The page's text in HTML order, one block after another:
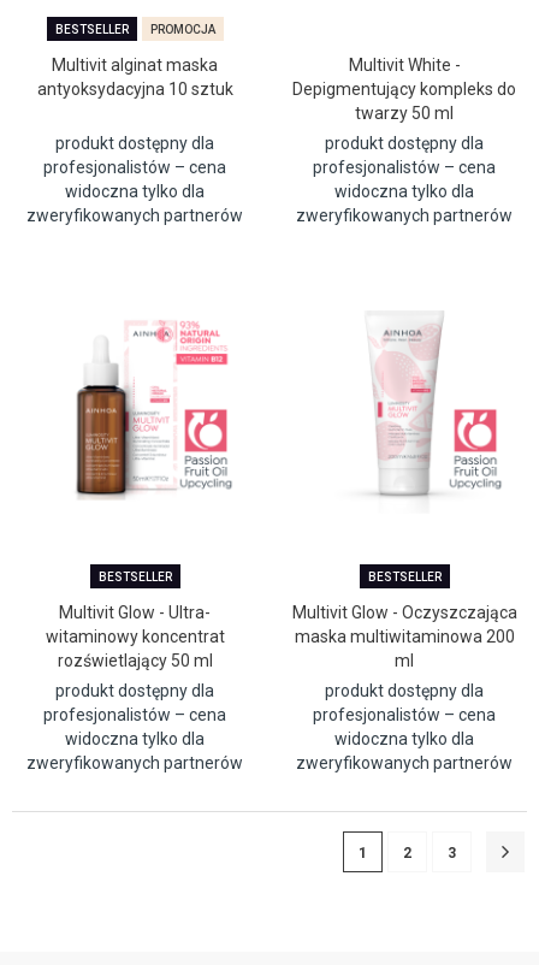
BESTSELLER PROMOCJA
Multivit alginat maska
antyoksydacyjna 10 sztuk
produkt dostępny dla
profesjonalistów – cena
widoczna tylko dla
zweryfikowanych partnerów
Multivit White -
Depigmentujący kompleks do
twarzy 50 ml
produkt dostępny dla
profesjonalistów – cena
widoczna tylko dla
zweryfikowanych partnerów
BESTSELLER
Multivit Glow - Ultra-
witaminowy koncentrat
rozświetlający 50 ml
produkt dostępny dla
profesjonalistów – cena
widoczna tylko dla
zweryfikowanych partnerów
BESTSELLER
Multivit Glow - Oczyszczająca
maska multiwitaminowa 200
ml
produkt dostępny dla
profesjonalistów – cena
widoczna tylko dla
zweryfikowanych partnerów
1 2 3